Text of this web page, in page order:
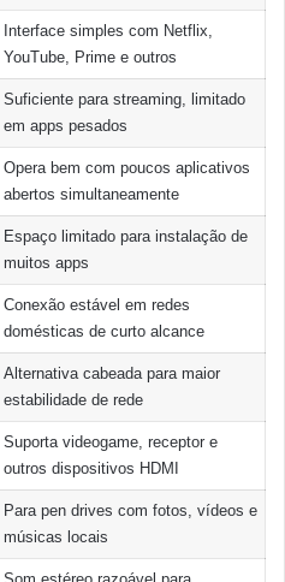
Interface simples com Netflix,
YouTube, Prime e outros
Suficiente para streaming, limitado
em apps pesados
Opera bem com poucos aplicativos
abertos simultaneamente
Espaço limitado para instalação de
muitos apps
Conexão estável em redes
domésticas de curto alcance
Alternativa cabeada para maior
estabilidade de rede
Suporta videogame, receptor e
outros dispositivos HDMI
Para pen drives com fotos, vídeos e
músicas locais